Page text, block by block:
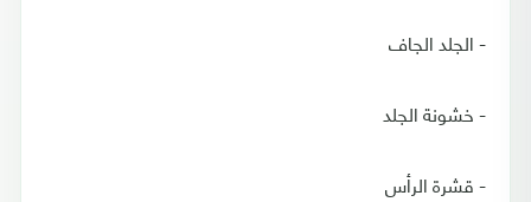
- الجلد الجاف
- خشونة الجلد
- قشرة الرأس